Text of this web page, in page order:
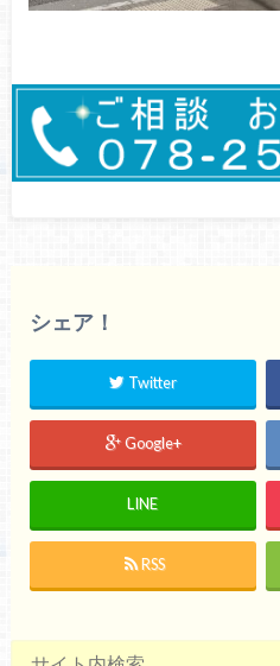
シェア！
Twitter
Google+
LINE
RSS